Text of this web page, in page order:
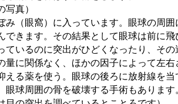
写真）
み（眼窩）に入っています。眼球の周
ます。その結果として眼球は前に飛
いるのに突出がひどくなったり、そ
量に関係なく、ほかの因子によって左
薬を使う。眼球の後ろに放射線を当
球周囲の骨を破壊する手術もあります